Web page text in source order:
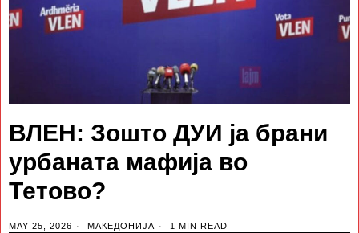
ВЛЕН: Зошто ДУИ ја брани
урбаната мафија во
Тетово?
MAY 25, 2026 МАКЕДОНИЈА 1 MIN READ